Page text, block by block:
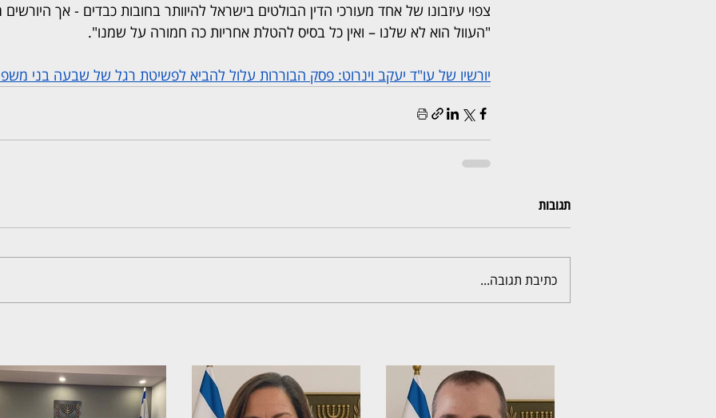
צפוי עיזבונו של אחד מעורכי הדין הבולטים בישראל להיוותר בחובות כבדים - אך
"העוול הוא לא שלנו – ואין כל בסיס להטלת אחריות כה חמורה על שמנו".
יורשיו של עו"ד יעקב וינרוט: פסק הבוררות עלול להביא לפשיטת רגל של שבעה בני
תגובות
כתיבת תגובה...